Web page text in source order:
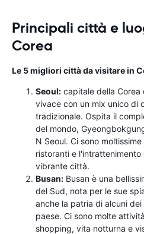
Principali città e
Corea
Le 5 migliori città da visitare in
Seoul: capitale della Corea
vivace con un mix unico di
tradizionale. Ospita il
del mondo,
N Seoul. Ci sono
ristoranti e
vibrante città.
Busan: Busan è una
del Sud, nota per le sue
anche la patria di alcuni
paese. Ci sono molte
shopping, vita notturna e